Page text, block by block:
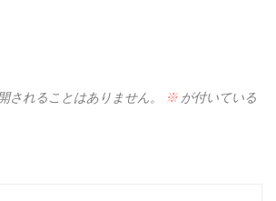
されることはありません。 ※ が付いている